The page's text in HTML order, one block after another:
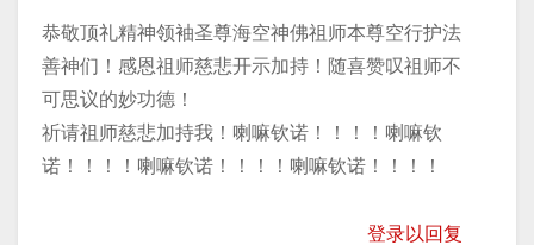
恭敬顶礼精神领袖圣尊海空神佛祖师本尊空行护法
善神们！感恩祖师慈悲开示加持！随喜赞叹祖师不
可思议的妙功德！
祈请祖师慈悲加持我！喇嘛钦诺！！！！喇嘛钦
诺！！！！喇嘛钦诺！！！！喇嘛钦诺！！！！
登录以回复